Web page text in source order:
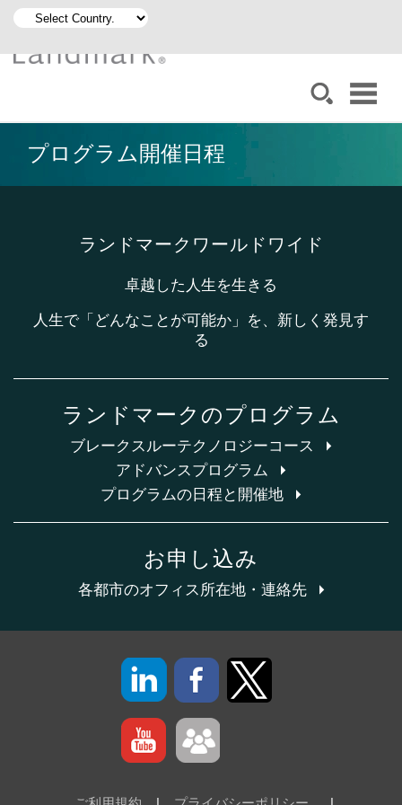
プログラム開催日程
ランドマークワールドワイド
卓越した人生を生きる
人生で「どんなことが可能か」を、新しく発見す
る
ランドマークのプログラム
ブレークスルーテクノロジーコース
アドバンスプログラム
プログラムの日程と開催地
お申し込み
各都市のオフィス所在地・連絡先